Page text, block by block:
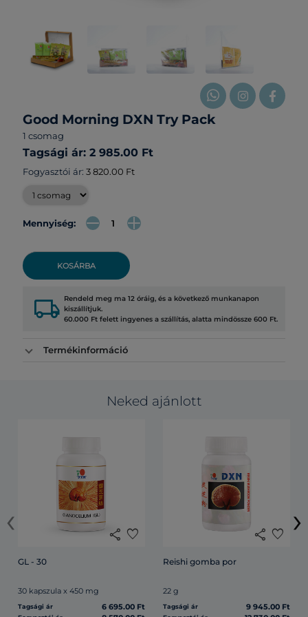
Good Morning DXN Try Pack
1 csomag
Tagsági ár: 2 985.00 Ft
Fogyasztói ár: 3 820.00 Ft
Mennyiség:
KOSÁRBA
local_shipping Rendeld meg ma 12 óráig, és a következő munkanapon
kiszállítjuk.
60.000 Ft felett ingyenes a szállítás, alatta mindössze 600 Ft.
Termékinformáció
Neked ajánlott
share favorite
GL - 30
30 kapszula x 450 mg
Tagsági ár 6 695.00 Ft
share favorite
Reishi gomba por
22 g
Tagsági ár 9 945.00 Ft
‹ ›